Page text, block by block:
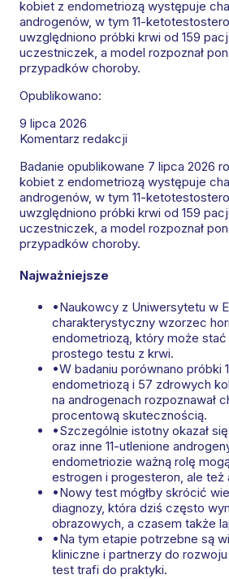
kobiet z endometriozą występuje
androgenów, w tym 11-
uwzględniono próbki krwi od 159
uczestniczek, a model rozpoznał
przypadków choroby.
Opublikowano:
9 lipca 2026
Komentarz redakcji
Badanie opublikowane 7 lipca 2026
kobiet z endometriozą występuje
androgenów, w tym 11-
uwzględniono próbki krwi od 159
uczestniczek, a model rozpoznał
przypadków choroby.
Najważniejsze
•Naukowcy z Uniwersytetu w
charakterystyczny wzorzec
endometriozą, który może
prostego testu z krwi.
•W badaniu porównano próbki
endometriozą i 57 zdrowych
na androgenach rozpoznawał
procentową skutecznością.
•Szczególnie istotny okazał
oraz inne 11-utlenione
endometriozie ważną rolę
estrogen i progesteron, ale też
•Nowy test mógłby skrócić
diagnozy, która dziś często
obrazowych, a czasem także
•Na tym etapie potrzebne są
kliniczne i partnerzy do
test trafi do praktyki.